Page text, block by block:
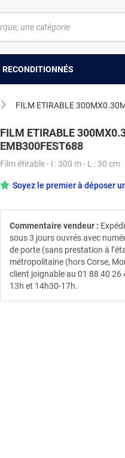
RECONDITIONNÉS
FILM ETIRABLE
FILM ETIRABLE
EMB300FEST688
Film étirable - l : 300 m - L : 30 cm
Soyez le premier à déposer
Commentaire vendeur :
sous 3 jours ouvrés avec
de porte (sans prestation à
métropolitaine (hors Corse,
client joignable au 01 88 40 26
13h et 14h30-17h.